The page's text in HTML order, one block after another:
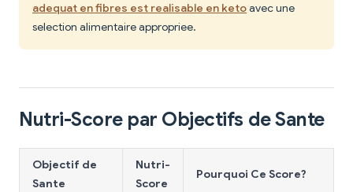
adequat en fibres est realisable en ketoavec une
selection alimentaire appropriee.
Nutri-Score par Objectifs de Sante
Objectif de
Sante
Nutri-
Score
Pourquoi Ce Score?